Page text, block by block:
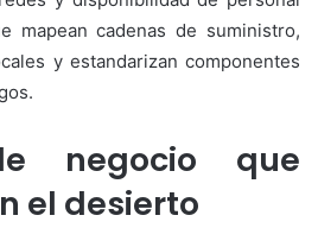
mapean cadenas de suministro,
y estandarizan componentes
negocio que
el desierto